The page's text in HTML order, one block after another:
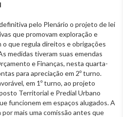
pelo Plenário o projeto de lei
que promovam exploração e
que regula direitos e obrigações
medidas tiveram suas emendas
e Finanças, nesta quarta-
para apreciação em 2º turno.
em 1º turno, ao projeto
Territorial e Predial Urbano
funcionem em espaços alugados. A
mais uma comissão antes que